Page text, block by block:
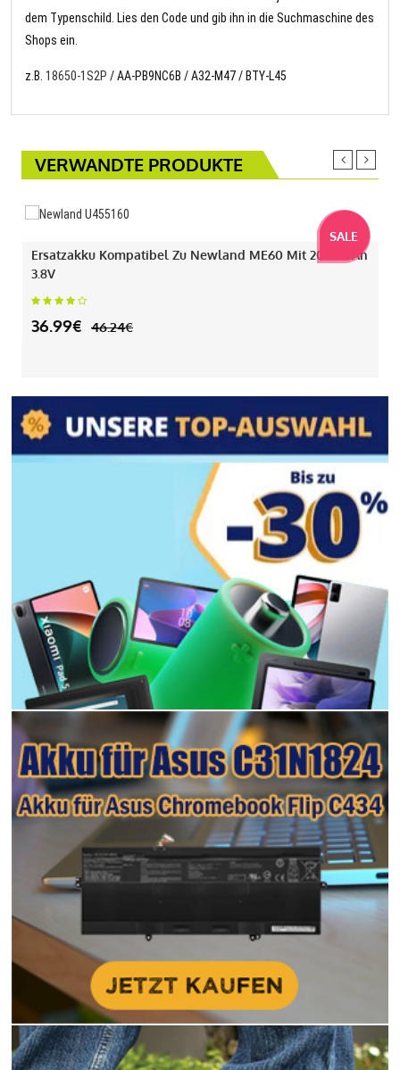
dem Typenschild. Lies den Code und gib ihn in die Suchmaschine des
Shops ein.
z.B. 18650-1S2P / AA-PB9NC6B / A32-M47 / BTY-L45
VERWANDTE PRODUKTE
SALE
Ersatzakku Kompatibel Zu Newland ME60 Mit 2000mAh
3.8V
36.99€ 46.24€